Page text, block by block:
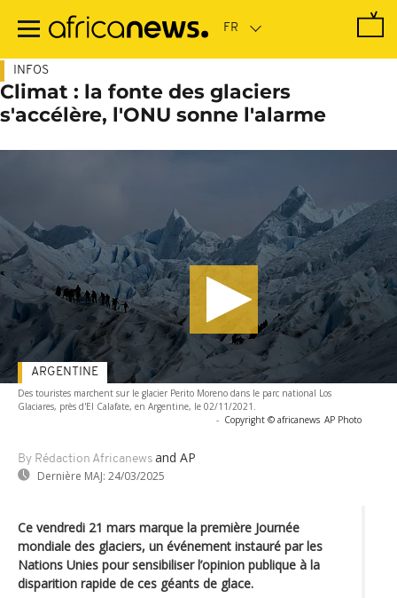
contenu
INFOS
Climat : la fonte des glaciers
s'accélère, l'ONU sonne l'alarme
Des touristes marchent sur le glacier Perito Moreno dans le parc national Los
Glaciares, près d'El Calafate, en Argentine, le 02/11/2021.
- Copyright © africanews AP Photo
By Rédaction Africanews and AP
Dernière MAJ: 24/03/2025
ARGENTINE
Ce vendredi 21 mars marque la première Journée
mondiale des glaciers, un événement instauré par les
Nations Unies pour sensibiliser l’opinion publique à la
disparition rapide de ces géants de glace.